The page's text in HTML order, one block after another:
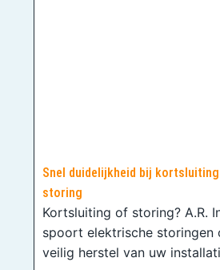
Snel duidelijkheid bij
storing
Kortsluiting of storing? A.R.
spoort elektrische storingen
veilig herstel van uw